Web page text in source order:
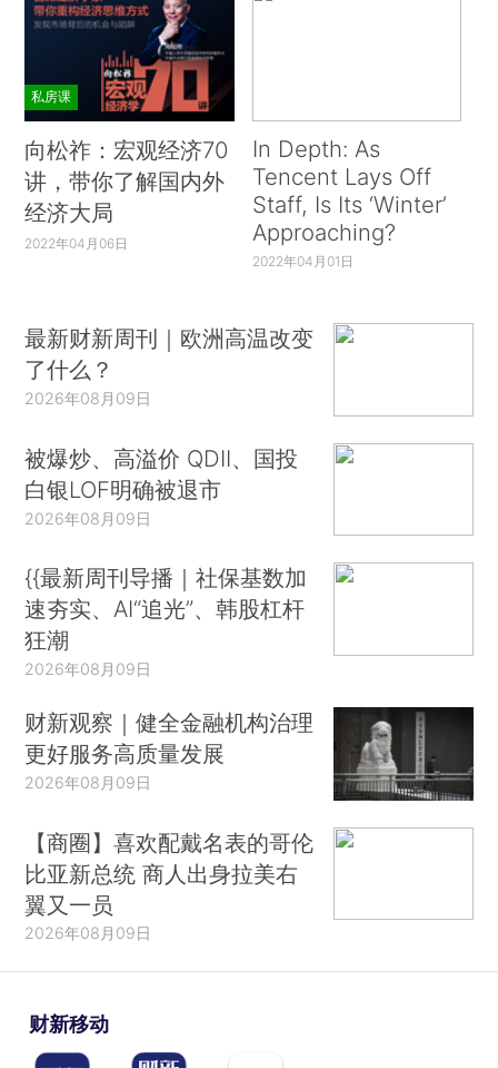
私房课
向松祚：宏观经济70
讲，带你了解国内外
经济大局
2022年04月06日
In Depth: As
Tencent Lays Off
Staff, Is Its ‘Winter’
Approaching?
2022年04月01日
最新财新周刊｜欧洲高温改变
了什么？
2026年08月09日
被爆炒、高溢价 QDII、国投
白银LOF明确被退市
2026年08月09日
{{最新周刊导播｜社保基数加
速夯实、AI“追光”、韩股杠杆
狂潮
2026年08月09日
财新观察｜健全金融机构治理
更好服务高质量发展
2026年08月09日
【商圈】喜欢配戴名表的哥伦
比亚新总统 商人出身拉美右
翼又一员
2026年08月09日
财新移动